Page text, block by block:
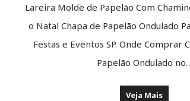
Lareira Molde de Papelão Com
o Natal Chapa de Papelão Ondulado
Festas e Eventos SP. Onde Comprar
Papelão Ondulado
Veja Mais